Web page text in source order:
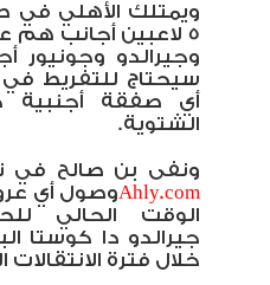
ويمتلك الأهلي في
5 لاعبين أجانب هم
وجيرالدو وجونيور
سيحتاج للتفريط
أي صفقة أجنبية
الشتوية.
ونفى بن صالح في
Ahly.comوصول أي
الوقت الحالي
خلال فترة الانتقالات